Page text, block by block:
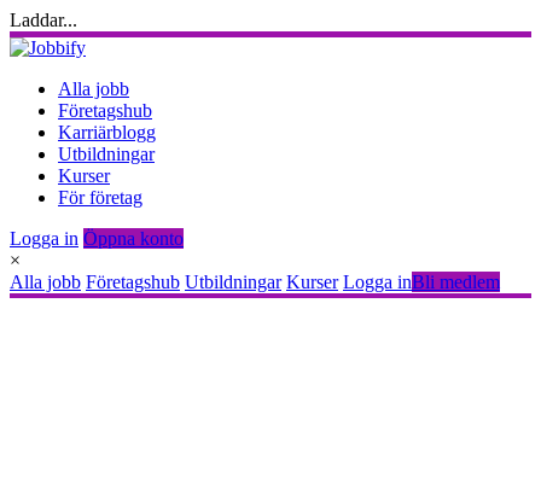
Laddar...
Alla jobb
Företagshub
Karriärblogg
Utbildningar
Kurser
För företag
Logga in Öppna konto
×
Alla jobb Företagshub Utbildningar Kurser Logga inBli medlem